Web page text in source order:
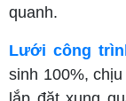
quanh.
Lưới công
sinh 100%,